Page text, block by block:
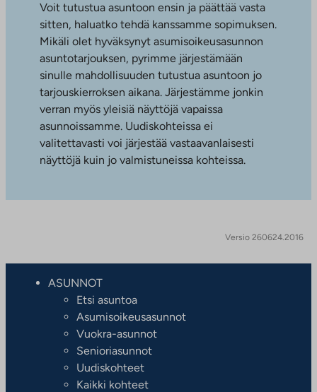
Voit tutustua asuntoon ensin ja päättää vasta
sitten, haluatko tehdä kanssamme sopimuksen.
Mikäli olet hyväksynyt asumisoikeusasunnon
asuntotarjouksen, pyrimme järjestämään
sinulle mahdollisuuden tutustua asuntoon jo
tarjouskierroksen aikana. Järjestämme jonkin
verran myös yleisiä näyttöjä vapaissa
asunnoissamme. Uudiskohteissa ei
valitettavasti voi järjestää vastaavanlaisesti
näyttöjä kuin jo valmistuneissa kohteissa.
Versio 260624.2016
ASUNNOT
Etsi asuntoa
Asumisoikeusasunnot
Vuokra-asunnot
Senioriasunnot
Uudiskohteet
Kaikki kohteet